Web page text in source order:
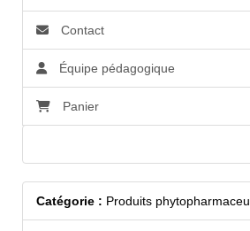
Contact
Équipe pédagogique
Panier
Catégorie : Produits